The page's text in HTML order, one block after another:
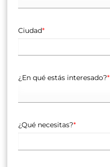
Ciudad*
¿En qué estás interesado?*
¿Qué necesitas?*